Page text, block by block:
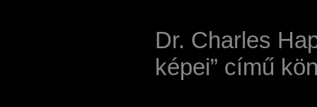
Dr. Charles
képei” című